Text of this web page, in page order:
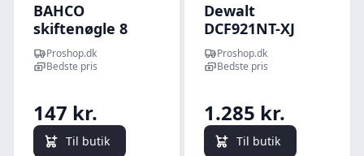
BAHCO
skiftenøgle 8
8071 ip
Proshop.dk
Bedste pris
147 kr.
Til butik
Dewalt
DCF921NT-XJ
power wrench
Proshop.dk
Bedste pris
1.285 kr.
Til butik